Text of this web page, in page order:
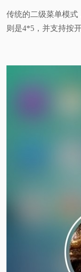
传统的二级菜单模式
则是4*5，并支持按